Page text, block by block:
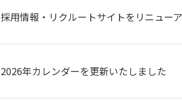
採用情報・リクルートサイトをリニュー
2026年カレンダーを更新いたしました